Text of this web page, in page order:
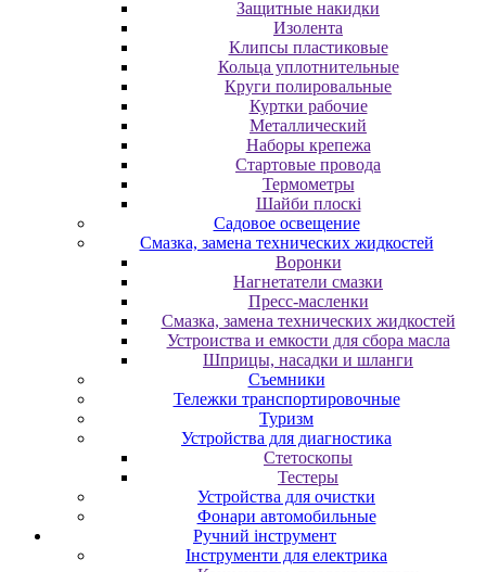
Защитные накидки
Изолента
Клипсы пластиковые
Кольца уплотнительные
Круги полировальные
Куртки рабочие
Металлический
Наборы крепежа
Стартовые провода
Термометры
Шайби плоскі
Садовое освещение
Смазка, замена технических жидкостей
Воронки
Нагнетатели смазки
Пресс-масленки
Смазка, замена технических жидкостей
Устроиства и емкости для сбора масла
Шприцы, насадки и шланги
Съемники
Тележки транспортировочные
Туризм
Устройства для диагностика
Стетоскопы
Тестеры
Устройства для очистки
Фонари автомобильные
Ручний інструмент
Інструменти для електрика